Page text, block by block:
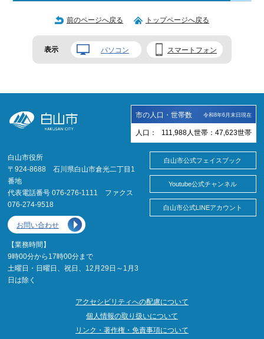
前のページへ戻る トップページへ戻る
表示 パソコン スマートフォン
市の人口・世帯数 令和8年6月末日現在
人口： 111,988 人 世帯： 47,623世帯
白山市役所
〒924-8688 石川県白山市倉光二丁目1
番地
代表電話番号 076-276-1111 ファクス
076-274-9518
お問い合わせ
【業務時間】
9時00分から17時00分まで
土曜日・日曜日、祝日、12月29日～1月3
日は除く
白山市公式フェイスブック
Youtube公式チャンネル
白山市公式LINEアカウント
アクセシビリティへの配慮について
個人情報の取り扱いについて
リンク・著作権・免責事項について